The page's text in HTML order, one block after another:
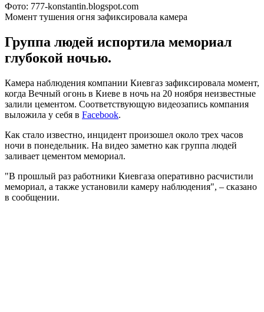
Фото: 777-konstantin.blogspot.com
Момент тушения огня зафиксировала камера
Группа людей испортила мемориал
глубокой ночью.
Камера наблюдения компании Киевгаз зафиксировала момент,
когда Вечный огонь в Киеве в ночь на 20 ноября неизвестные
залили цементом. Соответствующую видеозапись компания
выложила у себя в Facebook.
Как стало известно, инцидент произошел около трех часов
ночи в понедельник. На видео заметно как группа людей
заливает цементом мемориал.
"В прошлый раз работники Киевгаза оперативно расчистили
мемориал, а также установили камеру наблюдения", – сказано
в сообщении.